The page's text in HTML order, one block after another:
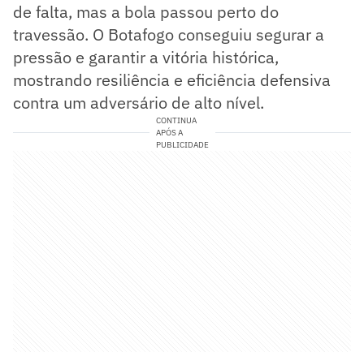
de falta, mas a bola passou perto do
travessão. O Botafogo conseguiu segurar a
pressão e garantir a vitória histórica,
mostrando resiliência e eficiência defensiva
contra um adversário de alto nível.
CONTINUA
APÓS A
PUBLICIDADE